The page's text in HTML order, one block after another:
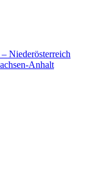
Niederösterreich
Anhalt